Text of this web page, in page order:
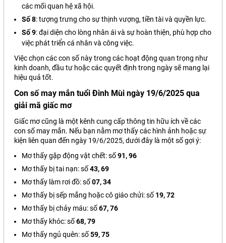
các mối quan hệ xã hội.
Số 8: tượng trưng cho sự thịnh vượng, tiền tài và quyền lực.
Số 9: đại diện cho lòng nhân ái và sự hoàn thiện, phù hợp cho
việc phát triển cá nhân và công việc.
Việc chọn các con số này trong các hoạt động quan trọng như
kinh doanh, đầu tư hoặc các quyết định trong ngày sẽ mang lại
hiệu quả tốt.
Con số may mắn tuổi Đinh Mùi ngày 19/6/2025 qua
giải mã giấc mơ
Giấc mơ cũng là một kênh cung cấp thông tin hữu ích về các
con số may mắn. Nếu bạn nằm mơ thấy các hình ảnh hoặc sự
kiện liên quan đến ngày 19/6/2025, dưới đây là một số gợi ý:
Mơ thấy gặp động vật chết: số91, 96
Mơ thấy bị tai nạn: số43, 69
Mơ thấy làm rơi đồ: số07, 34
Mơ thấy bị sếp mắng hoặc cô giáo chửi: số 19, 72
Mơ thấy bị chảy máu: số67, 76
Mơ thấy khóc: số68, 79
Mơ thấy ngủ quên: số59, 75